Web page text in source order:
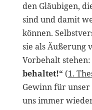
den Gläubigen,
sind und damit
können.
sie als Äußerung
Vorbehalt stehen:
behaltet!“ (1.
Gewinn für
uns immer